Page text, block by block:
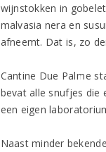
wijnstokken in
malvasia nera en
afneemt. Dat is, zo
Cantine Due Palme
bevat alle snufjes die
een eigen
Naast minder